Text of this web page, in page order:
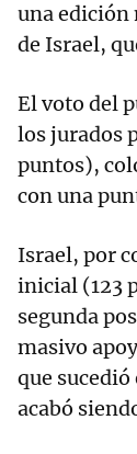
una edición
de Israel,
El voto del
los jurados
puntos),
con una
Israel, por
inicial (123
segunda
masivo
que
acabó